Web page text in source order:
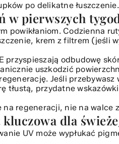
po delikatne
w pierwszych
powikłaniom. Codzienna
krem z filtrem (jeśli
przyspieszają odbudowę
uszkodzić
Jeśli
tłustą, przydatne
regeneracji, nie na walce
dla
UV może wypłukać